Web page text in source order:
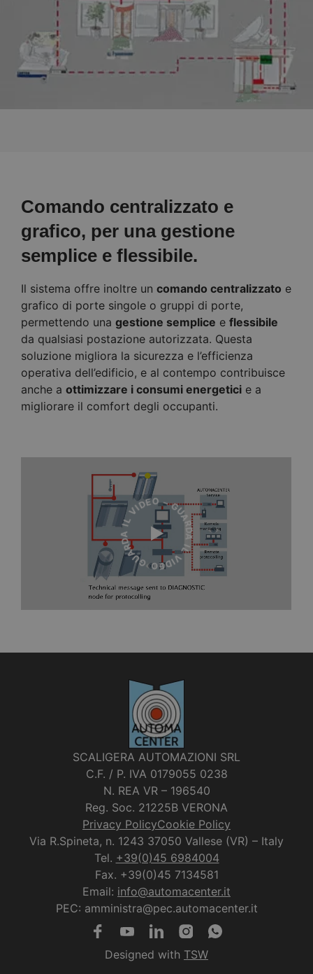
Comando centralizzato e
grafico, per una gestione
semplice e flessibile.
Il sistema offre inoltre uncomando centralizzato e
grafico di porte singole o gruppi di porte,
permettendo unagestione semplice eflessibile
da qualsiasi postazione autorizzata. Questa
soluzione migliora la sicurezza e l’efficienza
operativa dell’edificio, e al contempo contribuisce
anche aottimizzare i consumi energetici e a
migliorare il comfort degli occupanti.
GUARDA IL VIDEO – GUARDA IL VIDEO –
SCALIGERA AUTOMAZIONI SRL
C.F. / P. IVA 0179055 0238
N. REA VR – 196540
Reg. Soc. 21225B VERONA
Privacy PolicyCookie Policy
Via R.Spineta, n. 1243 37050 Vallese (VR) – Italy
Tel. +39(0)45 6984004
Fax. +39(0)45 7134581
Email: info@automacenter.it
PEC: amministra@pec.automacenter.it
Designed with TSW